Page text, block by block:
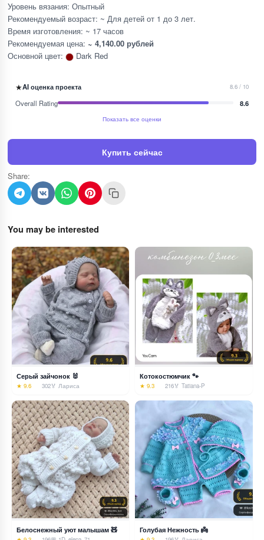
Уровень вязания: Опытный
Рекомендуемый возраст: ~ Для детей от 1 до 3 лет.
Время изготовления: ~ 17 часов
Рекомендуемая цена: ~ 4,140.00 рублей
Основной цвет:
Dark Red
★AI оценка проекта 8.6 / 10
Overall Rating 8.6
Показать все оценки
Купить сейчас
Share:
You may be interested
Серый зайчонок 🐰
★ 9.6 302🏅 Лариса
Котокостюмчик 🐾
★ 9.3 216🏅 Tatiana-P
Белоснежный уют малышам 🧸 Голубая Нежность 👼